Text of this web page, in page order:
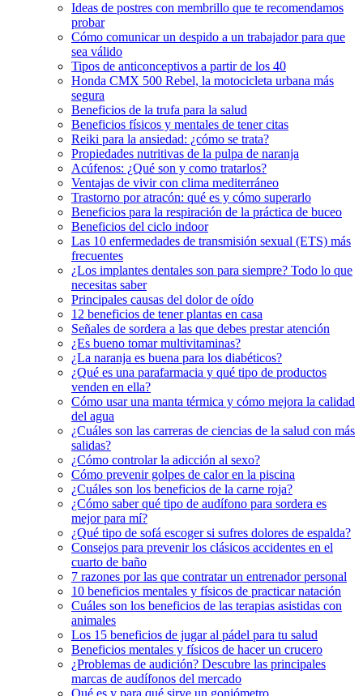
Ideas de postres con membrillo que te recomendamos
probar
Cómo comunicar un despido a un trabajador para que
sea válido
Tipos de anticonceptivos a partir de los 40
Honda CMX 500 Rebel, la motocicleta urbana más
segura
Beneficios de la trufa para la salud
Beneficios físicos y mentales de tener citas
Reiki para la ansiedad: ¿cómo se trata?
Propiedades nutritivas de la pulpa de naranja
Acúfenos: ¿Qué son y como tratarlos?
Ventajas de vivir con clima mediterráneo
Trastorno por atracón: qué es y cómo superarlo
Beneficios para la respiración de la práctica de buceo
Beneficios del ciclo indoor
Las 10 enfermedades de transmisión sexual (ETS) más
frecuentes
¿Los implantes dentales son para siempre? Todo lo que
necesitas saber
Principales causas del dolor de oído
12 beneficios de tener plantas en casa
Señales de sordera a las que debes prestar atención
¿Es bueno tomar multivitaminas?
¿La naranja es buena para los diabéticos?
¿Qué es una parafarmacia y qué tipo de productos
venden en ella?
Cómo usar una manta térmica y cómo mejora la calidad
del agua
¿Cuáles son las carreras de ciencias de la salud con más
salidas?
¿Cómo controlar la adicción al sexo?
Cómo prevenir golpes de calor en la piscina
¿Cuáles son los beneficios de la carne roja?
¿Cómo saber qué tipo de audífono para sordera es
mejor para mí?
¿Qué tipo de sofá escoger si sufres dolores de espalda?
Consejos para prevenir los clásicos accidentes en el
cuarto de baño
7 razones por las que contratar un entrenador personal
10 beneficios mentales y físicos de practicar natación
Cuáles son los beneficios de las terapias asistidas con
animales
Los 15 beneficios de jugar al pádel para tu salud
Beneficios mentales y físicos de hacer un crucero
¿Problemas de audición? Descubre las principales
marcas de audífonos del mercado
Qué es y para qué sirve un goniómetro